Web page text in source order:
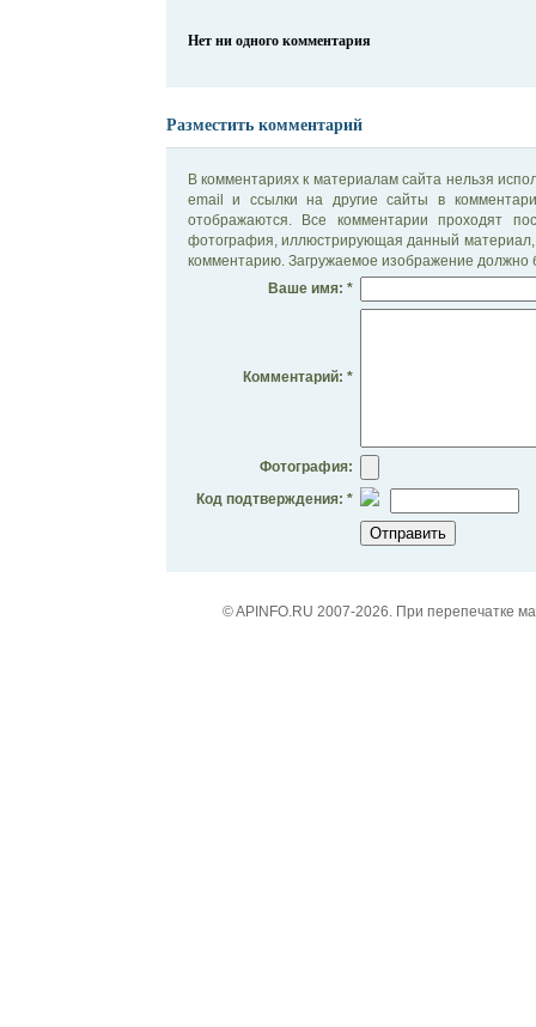
Нет ни одного комментария
Разместить комментарий
В комментариях к материалам сайта нельзя
email и ссылки на другие сайты в
отображаются. Все комментарии проходят
фотография, иллюстрирующая данный материал,
комментарию. Загружаемое изображение должно
Ваше имя: *
Комментарий: *
Фотография:
Код подтверждения: *
© APINFO.RU 2007-2026. При перепечатке